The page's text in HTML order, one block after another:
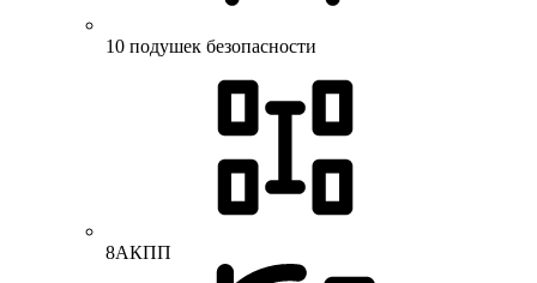
10 подушек безопасности
8АКПП